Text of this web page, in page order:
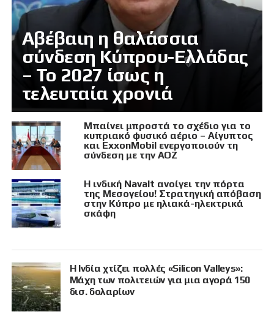
Αβέβαιη η θαλάσσια
σύνδεση Κύπρου-Ελλάδας
– Το 2027 ίσως η
τελευταία χρονιά
Μπαίνει μπροστά το σχέδιο για το
κυπριακό φυσικό αέριο – Αίγυπτος
και ExxonMobil ενεργοποιούν τη
σύνδεση με την ΑΟΖ
Η ινδική Navalt ανοίγει την πόρτα
της Μεσογείου! Στρατηγική απόβαση
στην Κύπρο με ηλιακά-ηλεκτρικά
σκάφη
Η Ινδία χτίζει πολλές «Silicon Valleys»:
Μάχη των πολιτειών για μια αγορά 150
δισ. δολαρίων